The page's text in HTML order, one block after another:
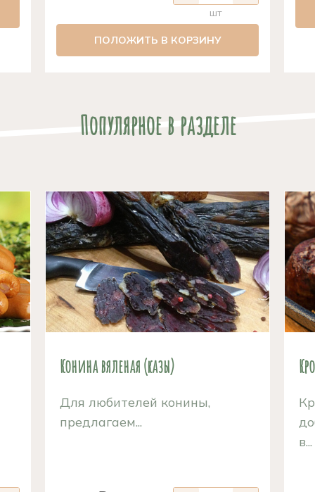
шт
ПОЛОЖИТЬ В КОРЗИНУ
Популярное в разделе
Конина вяленая (казы)
Для любителей конины,
предлагаем...
в...